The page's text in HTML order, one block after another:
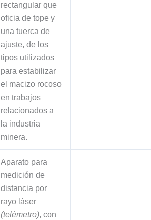
rectangular que
oficia de tope y
una tuerca de
ajuste, de los
tipos utilizados
para estabilizar
el macizo rocoso
en trabajos
relacionados a
la industria
minera.
Aparato para
medición de
distancia por
rayo láser
(telémetro), con